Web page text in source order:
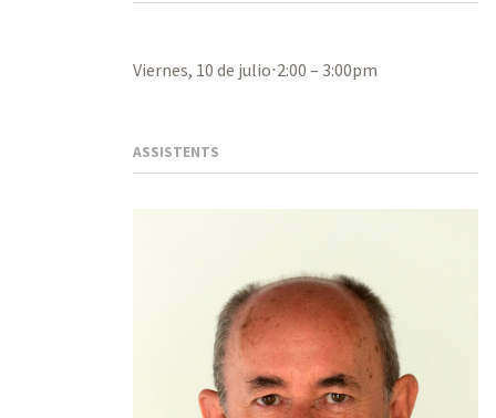
Viernes, 10 de julio⋅2:00 – 3:00pm
ASSISTENTS